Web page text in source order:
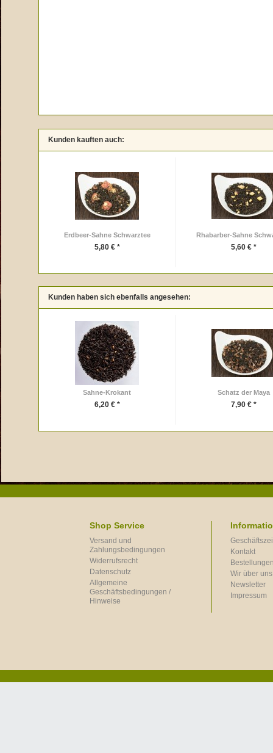
Kunden kauften auch:
Erdbeer-Sahne Schwarztee
5,80 € *
Rhabarber-Sahne
5,60 € *
Kunden haben sich ebenfalls angesehen:
Sahne-Krokant
6,20 € *
Schatz der Maya
7,90 € *
Shop Service
Versand und
Zahlungsbedingungen
Widerrufsrecht
Datenschutz
Allgemeine
Geschäftsbedingungen /
Hinweise
Kontakt
Wir über uns
Newsletter
Impressum